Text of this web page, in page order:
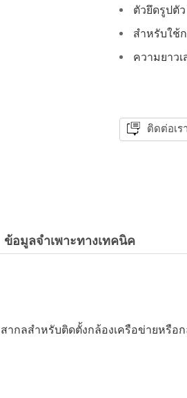
ตัวยึดรูปตั
สำหรับใช้
ความยาว
ติดต่อเร
ข้อมูลจำเพาะทางเทคนิค
กลสำหรับติดตั้งกล้องเครือข่ายหรื